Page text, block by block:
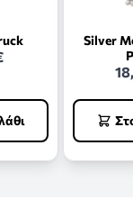
Silver